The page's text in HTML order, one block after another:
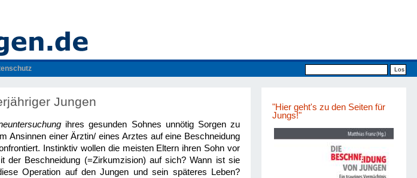
"Hier geht's zu den Seiten für
Jungs!"
Jungen
ihres gesunden Sohnes unnötig Sorgen zu
Ansinnen einer Ärztin/ eines Arztes auf eine Beschneidung
Instinktiv wollen die meisten Eltern ihren Sohn vor
der Beschneidung (=Zirkumzision) auf sich? Wann ist sie
Operation auf den Jungen und sein späteres Leben?